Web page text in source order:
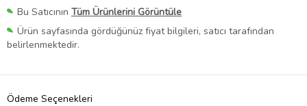
Bu Satıcının Tüm Ürünlerini Görüntüle
Ürün sayfasında gördüğünüz fiyat bilgileri, satıcı tarafından
belirlenmektedir.
Ödeme Seçenekleri